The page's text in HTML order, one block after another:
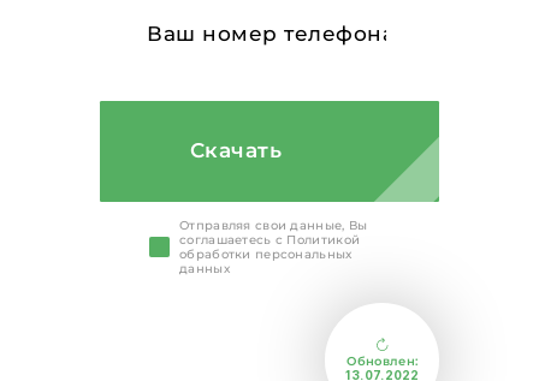
Скачать
Отправляя свои данные, Вы
соглашаетесь с Политикой
обработки персональных
данных
Обновлен:
13.07.2022